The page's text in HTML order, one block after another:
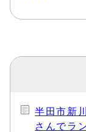
半田市新
さんでラ